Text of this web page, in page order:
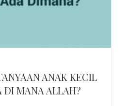
ANAK KECIL
DI MANA ALLAH?